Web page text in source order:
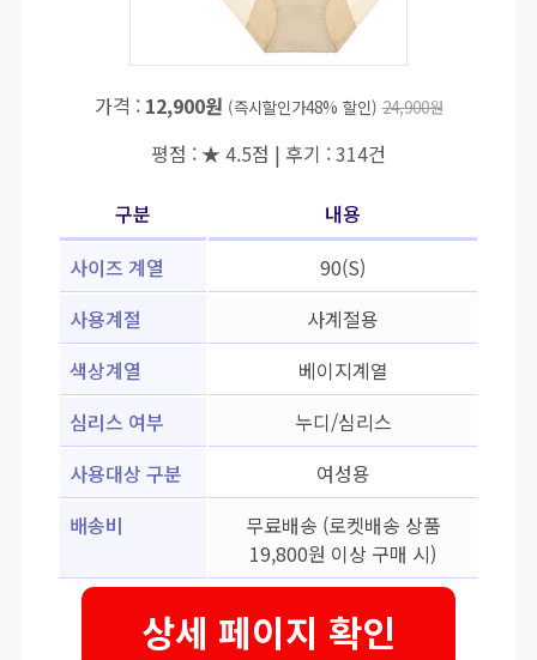
가격 : 12,900원 (즉시할인가48% 할인) 24,900원
평점 : ★ 4.5점 | 후기 : 314건
구분
내용
사이즈 계열
90(S)
사용계절
사계절용
색상계열
베이지계열
심리스 여부
누디/심리스
사용대상 구분
여성용
배송비
무료배송 (로켓배송 상품
19,800원 이상 구매 시)
상세 페이지 확인